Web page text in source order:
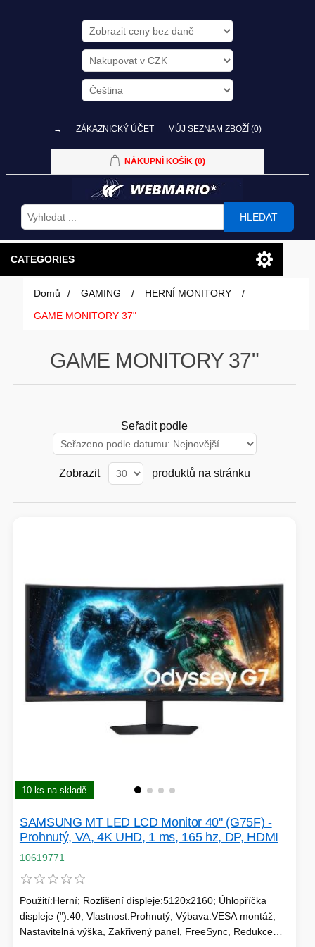
→ ZÁKAZNICKÝ ÚČET MŮJ SEZNAM ZBOŽÍ (0)
NÁKUPNÍ KOŠÍK (0)
HLEDAT
CATEGORIES
PC SESTAVY
AI ROBOTIZACE
PRACOVNÍ STANICE
ZÁKLADNÍ DESKY - INTEL
AI ENTERPRISE
ZABEZPEČENÍ
KLÁVESNICE A MYŠI
SOHO INTERNÍ DISKY
HOBBY
INTERAKTIVNÍ HRAČKY
SÍTĚ
SÍŤOVÉ PRVKY Pro
DOMÁCNOST
Domů / GAMING / HERNÍ MONITORY
/
GAME MONITORY 37"
GAME MONITORY 37"
Seřadit podle
Zobrazit produktů na stránku
10 ks na skladě
SAMSUNG MT LED LCD Monitor 40" (G75F) -
Prohnutý, VA, 4K UHD, 1 ms, 165 hz, DP, HDMI
10619771
Použití:Herní; Rozlišení displeje:5120x2160; Úhlopříčka
displeje ("):40; Vlastnost:Prohnutý; Výbava:VESA montáž,
Nastavitelná výška, Zakřivený panel, FreeSync, Redukce